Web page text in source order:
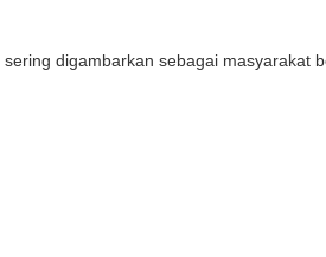
digambarkan sebagai masyarakat